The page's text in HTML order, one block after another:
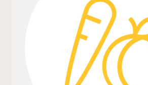
Inspirations d'ici
Restaurants
Institutions